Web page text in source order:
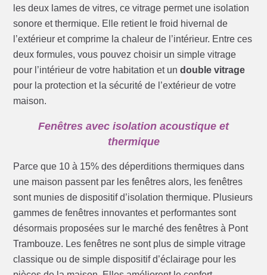
les deux lames de vitres, ce vitrage permet une isolation
sonore et thermique. Elle retient le froid hivernal de
l’extérieur et comprime la chaleur de l’intérieur. Entre ces
deux formules, vous pouvez choisir un simple vitrage
pour l’intérieur de votre habitation et undouble vitrage
pour la protection et la sécurité de l’extérieur de votre
maison.
Fenêtres avec isolation acoustique et
thermique
Parce que 10 à 15% des déperditions thermiques dans
une maison passent par les fenêtres alors, les fenêtres
sont munies de dispositif d’isolation thermique. Plusieurs
gammes de fenêtres innovantes et performantes sont
désormais proposées sur le marché des fenêtres à Pont
Trambouze. Les fenêtres ne sont plus de simple vitrage
classique ou de simple dispositif d’éclairage pour les